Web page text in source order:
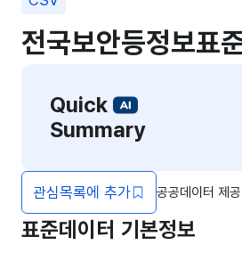
전국보안등정보표
Quick
Summary
관심목록에 추가 공공데이터 제
표준데이터 기본정보